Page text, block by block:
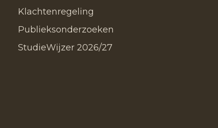
Klachtenregeling
Publieksonderzoeken
StudieWijzer 2026/27